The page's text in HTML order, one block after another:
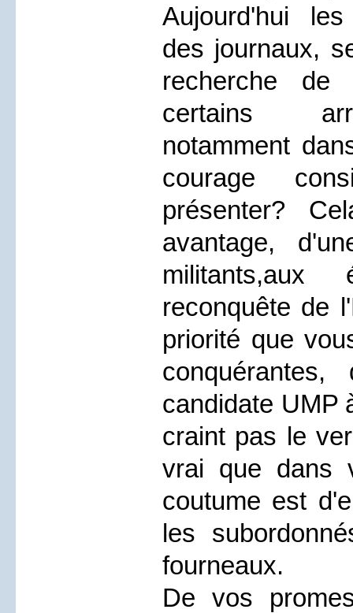
Aujourd'hui
des journaux,
recherche
certains
notamment
courage
présenter?
avantage,
reconquête de
priorité que
candidate UMP
craint pas le
vrai que dans
coutume est
les
fourneaux.
De vos